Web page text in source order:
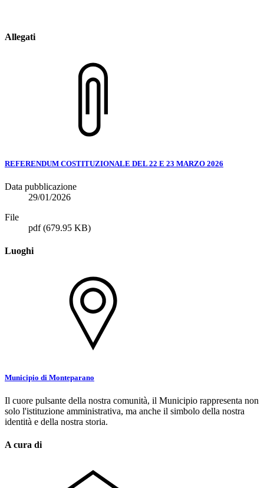
Allegati
REFERENDUM COSTITUZIONALE DEL 22 E 23 MARZO 2026
Data pubblicazione
29/01/2026
File
pdf(679.95 KB)
Luoghi
Municipio di Monteparano
Il cuore pulsante della nostra comunità, il Municipio rappresenta non
solo l'istituzione amministrativa, ma anche il simbolo della nostra
identità e della nostra storia.
A cura di